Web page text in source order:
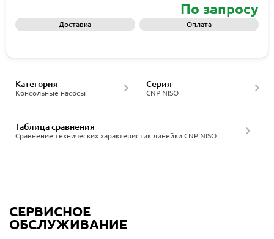
По запросу
Доставка Оплата
Консольные насосы
Категория
CNP NISO
Серия
Сравнение технических характеристик линейки CNP NISO
Таблица сравнения
СЕРВИСНОЕ
ОБСЛУЖИВАНИЕ